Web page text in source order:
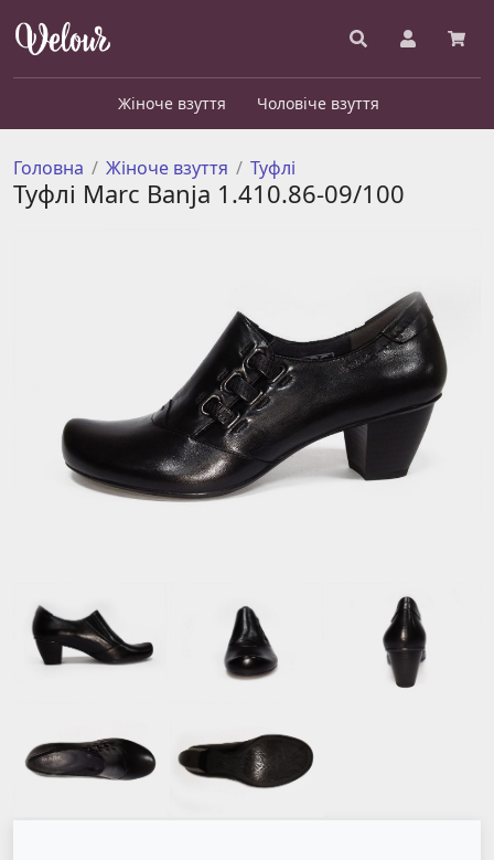
Жіноче взуття Чоловіче взуття
Головна Жіноче взуття Туфлі
Туфлі Marc Banja 1.410.86-09/100